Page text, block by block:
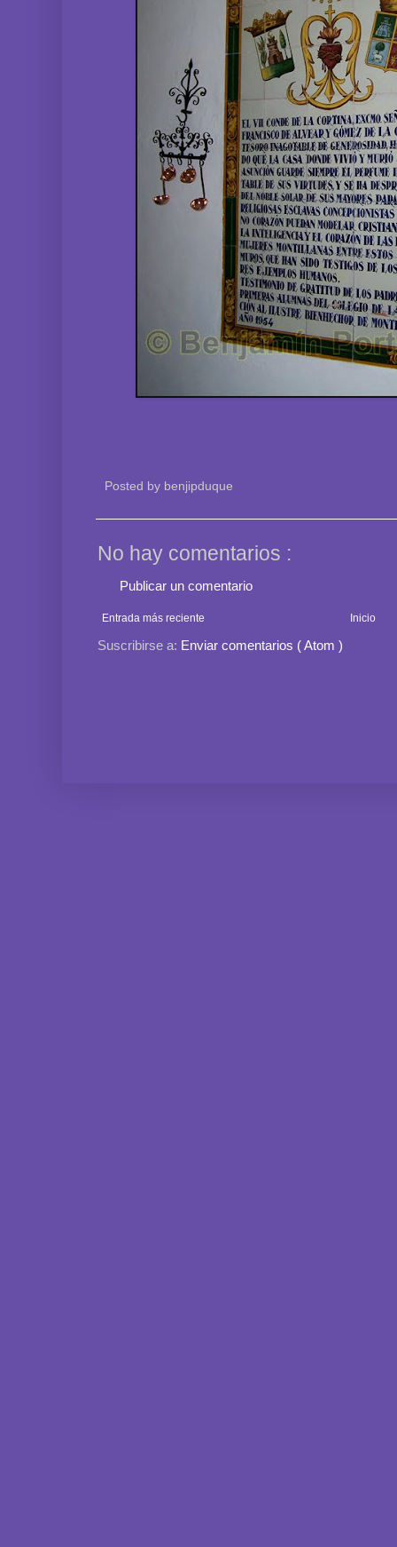
Posted by benjipduque
No hay comentarios :
Publicar un comentario
Entrada más reciente Inicio
Suscribirse a: Enviar comentarios ( Atom )